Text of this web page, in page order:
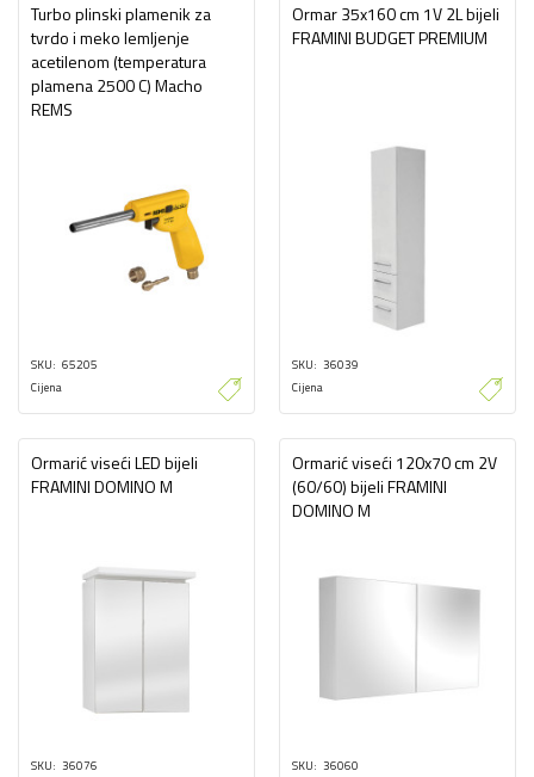
Turbo plinski plamenik za
tvrdo i meko lemljenje
acetilenom (temperatura
plamena 2500 C) Macho
REMS
SKU 65205
Cijena
Ormar 35x160 cm 1V 2L bijeli
FRAMINI BUDGET PREMIUM
SKU 36039
Cijena
Ormarić viseći LED bijeli
FRAMINI DOMINO M
SKU 36076
Ormarić viseći 120x70 cm 2V
(60/60) bijeli FRAMINI
DOMINO M
SKU 36060